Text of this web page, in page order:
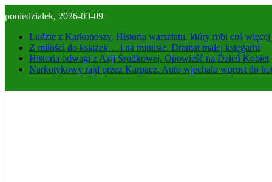
to
content
poniedziałek, 2026-03-09
Ludzie z Karkonoszy. Historia warsztatu, który robi coś
Z miłości do książek… i na minusie. Dramat małej księgarni
Historia odwagi z Azji Środkowej. Opowieść na Dzień Kobiet
Narkotykowy rajd przez Karpacz. Auto wjechało wprost do